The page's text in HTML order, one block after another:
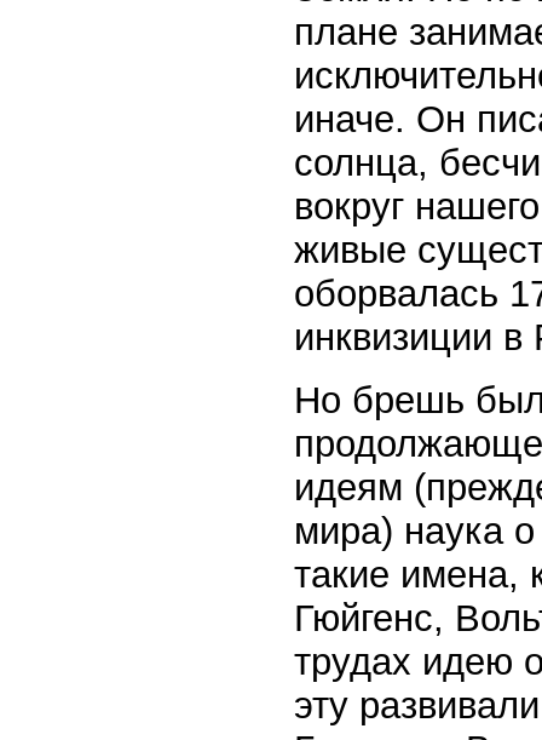
плане
иначе. Он
солнца,
вокруг
живые
оборвалась
инквизиции
Но брешь
идеям
мира) наука
такие имена,
Гюйгенс,
трудах идею
эту